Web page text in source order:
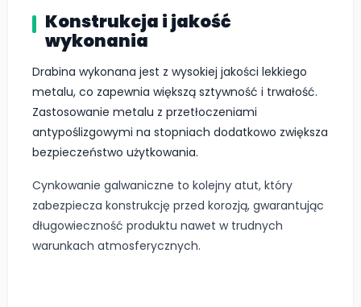
Konstrukcja i jakość
wykonania
Drabina wykonana jest z wysokiej jakości lekkiego
metalu, co zapewnia większą sztywność i trwałość.
Zastosowanie metalu z przetłoczeniami
antypoślizgowymi na stopniach dodatkowo zwiększa
bezpieczeństwo użytkowania.
Cynkowanie galwaniczne to kolejny atut, który
zabezpiecza konstrukcję przed korozją, gwarantując
długowieczność produktu nawet w trudnych
warunkach atmosferycznych.